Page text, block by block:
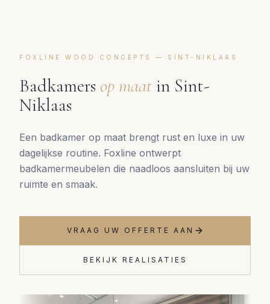
FOXLINE WOOD CONCEPTS — SINT-NIKLAAS
Badkamers op maat in Sint-
Niklaas
Een badkamer op maat brengt rust en luxe in uw
dagelijkse routine. Foxline ontwerpt
badkamermeubelen die naadloos aansluiten bij uw
ruimte en smaak.
VRAAG UW OFFERTE AAN
BEKIJK REALISATIES